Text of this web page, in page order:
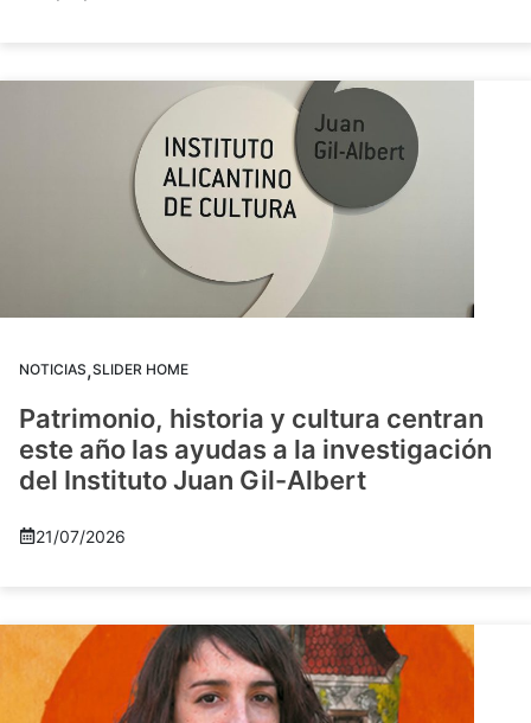
NOTICIAS,SLIDER HOME
Patrimonio, historia y cultura centran
este año las ayudas a la investigación
del Instituto Juan Gil-Albert
21/07/2026